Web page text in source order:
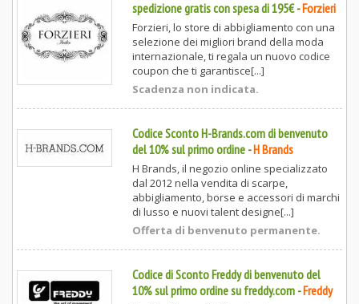
spedizione gratis con spesa di 195€-Forzieri
Forzieri, lo store di abbigliamento con una
selezione dei migliori brand della moda
internazionale, ti regala un nuovo codice
coupon che ti garantisce[...]
Scadenza non indicata.
Codice Sconto H-Brands.com di benvenuto
del 10% sul primo ordine-H Brands
H Brands, il negozio online specializzato
dal 2012 nella vendita di scarpe,
abbigliamento, borse e accessori di marchi
di lusso e nuovi talent designe[...]
Offerta di benvenuto permanente.
Codice di Sconto Freddy di benvenuto del
10% sul primo ordine su freddy.com-Freddy